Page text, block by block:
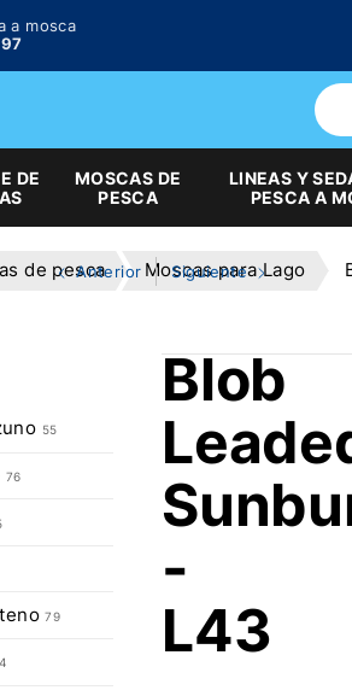
a mosca
DE
MOSCAS DE
PESCA
LINEAS Y
PESCA A
de pesca Moscas para Lago
Anterior Siguiente
Blob
-
L43
55
76
79
4